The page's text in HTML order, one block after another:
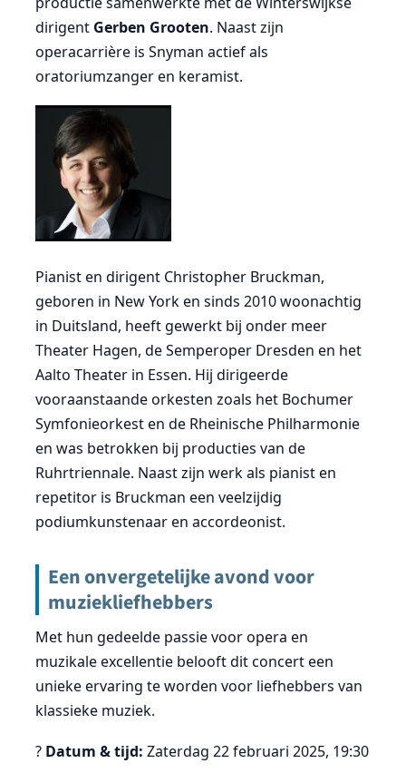
dirigent Gerben Grooten. Naast zijn
operacarrière is Snyman actief als
oratoriumzanger en keramist.
Pianist en dirigent Christopher Bruckman,
geboren in New York en sinds 2010 woonachtig
in Duitsland, heeft gewerkt bij onder meer
Theater Hagen, de Semperoper Dresden en het
Aalto Theater in Essen. Hij dirigeerde
vooraanstaande orkesten zoals het Bochumer
Symfonieorkest en de Rheinische Philharmonie
en was betrokken bij producties van de
Ruhrtriennale. Naast zijn werk als pianist en
repetitor is Bruckman een veelzijdig
podiumkunstenaar en accordeonist.
Een onvergetelijke avond voor
muziekliefhebbers
Met hun gedeelde passie voor opera en
muzikale excellentie belooft dit concert een
unieke ervaring te worden voor liefhebbers van
klassieke muziek.
? Datum & tijd: Zaterdag 22 februari 2025, 19:30